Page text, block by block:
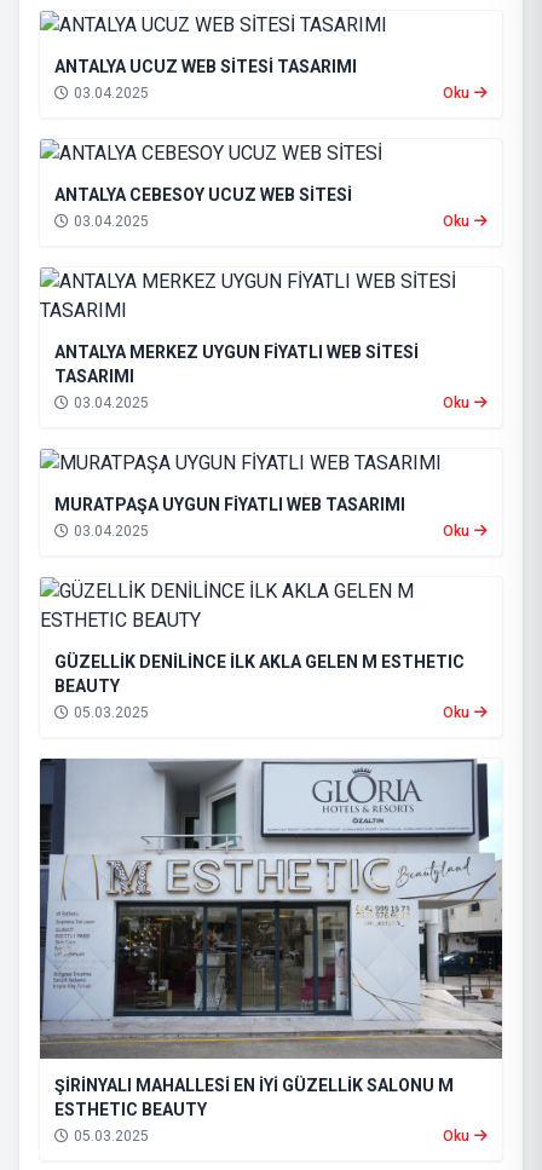
ANTALYA UCUZ WEB SİTESİ TASARIMI
03.04.2025 Oku
ANTALYA CEBESOY UCUZ WEB SİTESİ
03.04.2025 Oku
ANTALYA MERKEZ UYGUN FİYATLI WEB SİTESİ
TASARIMI
03.04.2025 Oku
MURATPAŞA UYGUN FİYATLI WEB TASARIMI
03.04.2025 Oku
GÜZELLİK DENİLİNCE İLK AKLA GELEN M ESTHETIC
BEAUTY
05.03.2025 Oku
ŞİRİNYALI MAHALLESİ EN İYİ GÜZELLİK SALONU M
ESTHETIC BEAUTY
05.03.2025 Oku